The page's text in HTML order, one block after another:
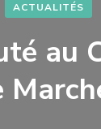
ACTUALITÉS
au